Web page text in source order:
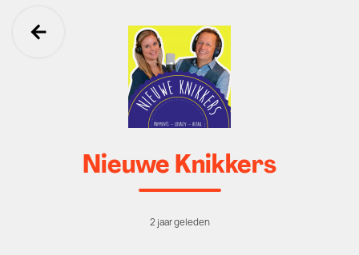
Ga terug
Nieuwe Knikkers
2 jaar geleden